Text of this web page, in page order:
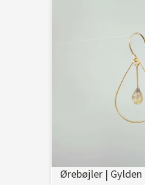
Ørebøjler | Gylden